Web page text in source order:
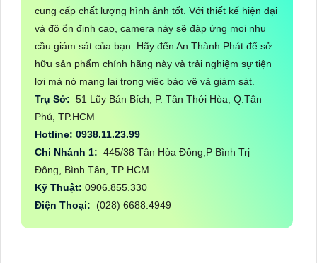
cung cấp chất lượng hình ảnh tốt. Với thiết kế hiện đại
và độ ổn định cao, camera này sẽ đáp ứng mọi nhu
cầu giám sát của bạn. Hãy đến An Thành Phát để sở
hữu sản phẩm chính hãng này và trải nghiệm sự tiện
lợi mà nó mang lại trong việc bảo vệ và giám sát.
Trụ Sở: 51 Lũy Bán Bích, P. Tân Thới Hòa, Q.Tân
Phú, TP.HCM
Hotline: 0938.11.23.99
Chi Nhánh 1: 445/38 Tân Hòa Đông,P Bình Trị
Đông, Bình Tân, TP HCM
Kỹ Thuật: 0906.855.330
Điện Thoại: (028) 6688.4949